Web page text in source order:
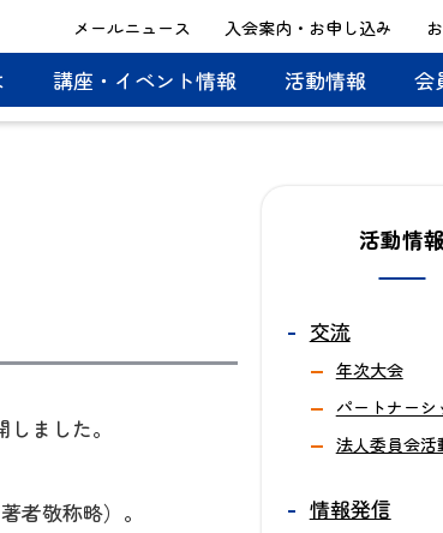
メールニュース 入会案内・お申し込み
講座・イベント情報 活動情報 会
ました。
者敬称略）。
活動情報
交流
年次大会
パートナーシ
法人委員会活
情報発信